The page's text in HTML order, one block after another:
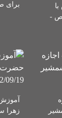
ص -
برای صبر -
زهرا